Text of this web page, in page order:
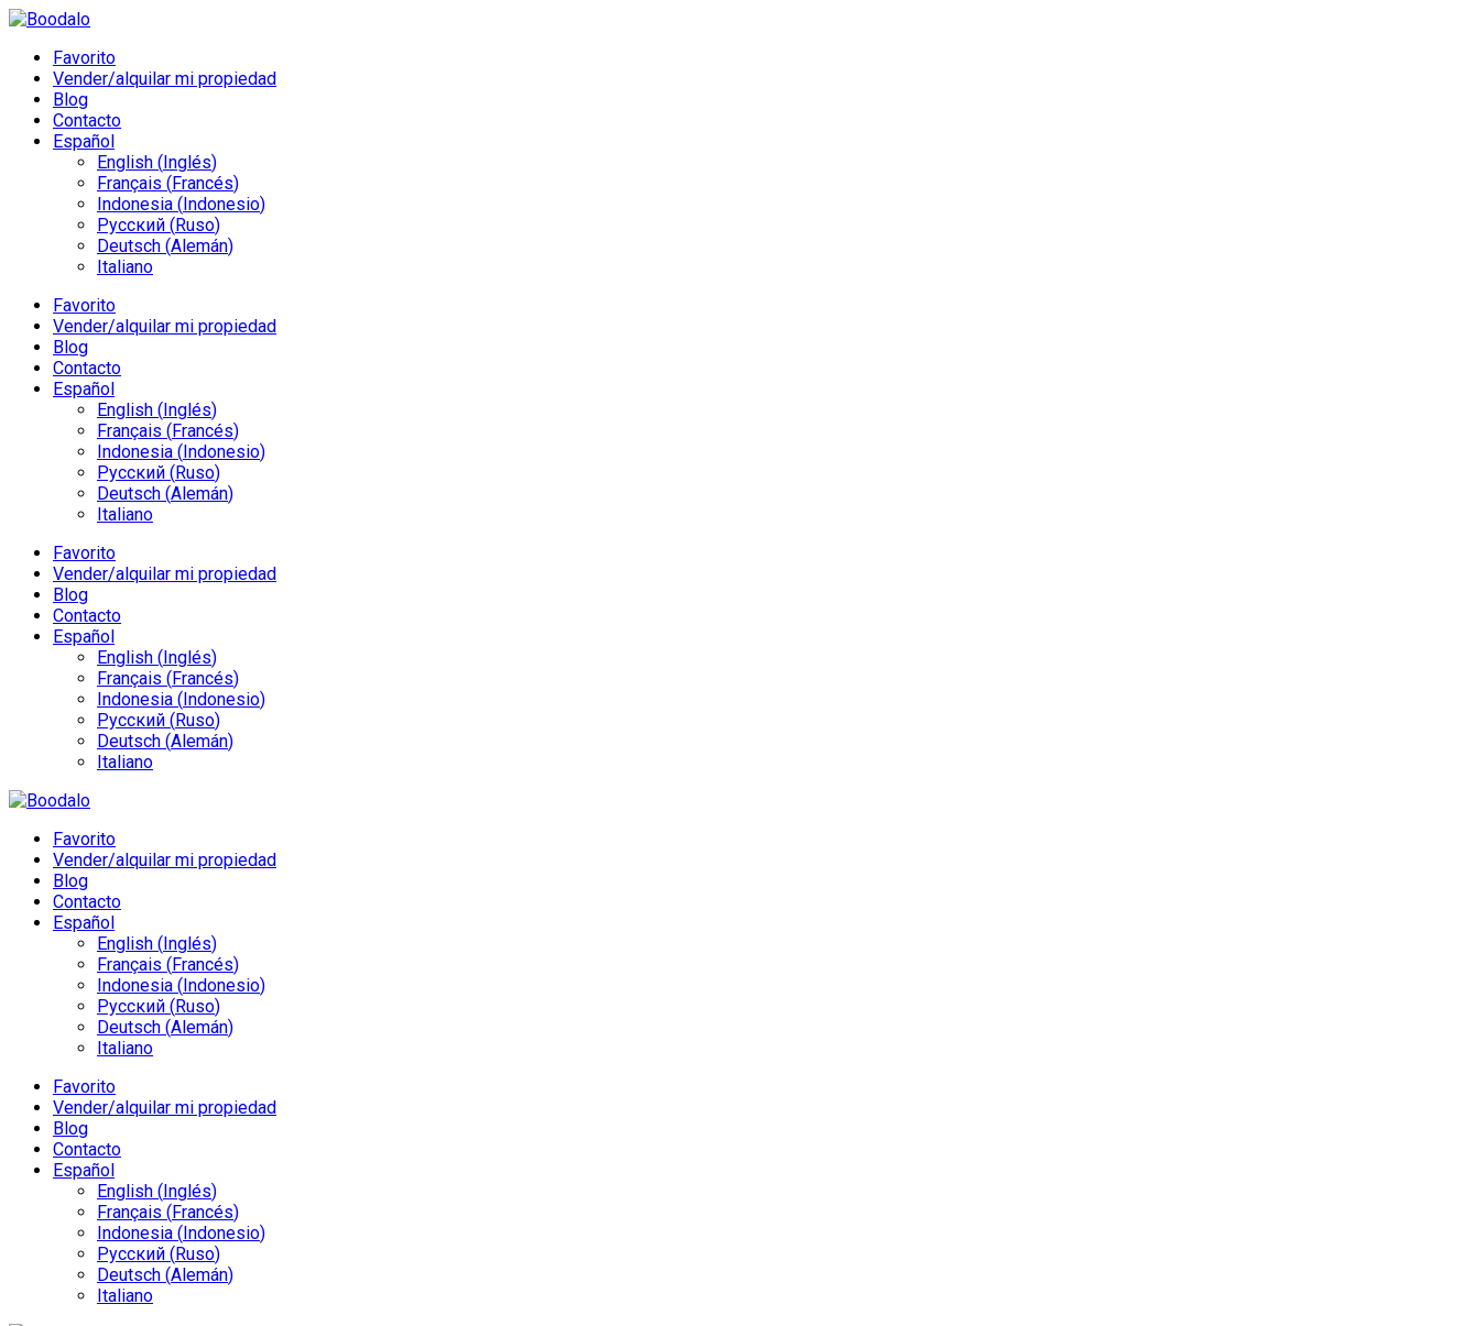
Favorito
Vender/alquilar mi propiedad
Blog
Contacto
Español
English (Inglés)
Français (Francés)
Indonesia (Indonesio)
Русский (Ruso)
Deutsch (Alemán)
Italiano
Favorito
Vender/alquilar mi propiedad
Blog
Contacto
Español
English (Inglés)
Français (Francés)
Indonesia (Indonesio)
Русский (Ruso)
Deutsch (Alemán)
Italiano
Favorito
Vender/alquilar mi propiedad
Blog
Contacto
Español
English (Inglés)
Français (Francés)
Indonesia (Indonesio)
Русский (Ruso)
Deutsch (Alemán)
Italiano
Favorito
Vender/alquilar mi propiedad
Blog
Contacto
Español
English (Inglés)
Français (Francés)
Indonesia (Indonesio)
Русский (Ruso)
Deutsch (Alemán)
Italiano
Favorito
Vender/alquilar mi propiedad
Blog
Contacto
Español
English (Inglés)
Français (Francés)
Indonesia (Indonesio)
Русский (Ruso)
Deutsch (Alemán)
Italiano